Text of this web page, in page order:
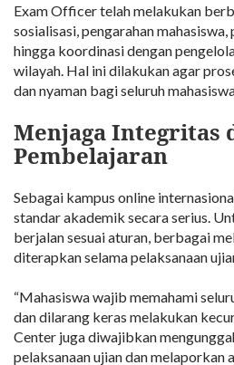
Exam Officer telah melakukan
sosialisasi, pengarahan mahasiswa,
hingga koordinasi dengan
wilayah. Hal ini dilakukan agar
dan nyaman bagi seluruh
Menjaga Integritas
Pembelajaran
Sebagai kampus online
standar akademik secara serius.
berjalan sesuai aturan, berbagai
diterapkan selama pelaksanaan
“Mahasiswa wajib memahami
dan dilarang keras melakukan
Center juga diwajibkan
pelaksanaan ujian dan melaporkan